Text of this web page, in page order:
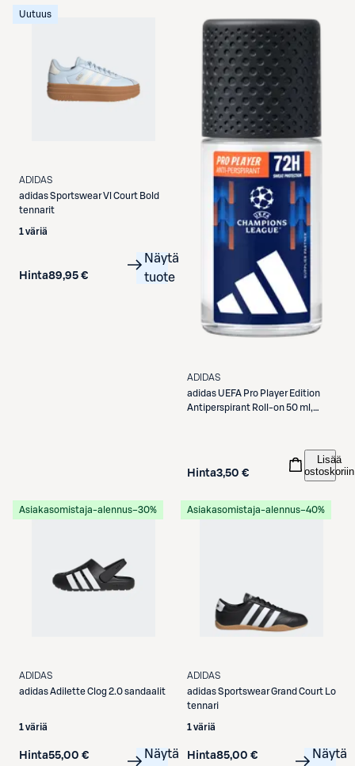
Uutuus
ADIDAS
adidasSportswear Vl Court Bold
tennarit
1 väriä
Hinta89,95 €
Näytä
tuote
ADIDAS
adidasUEFA Pro Player Edition
Antiperspirant Roll-on 50 ml,
Hinta3,50 €
Lisää
ostoskoriin
Asiakasomistaja-alennus−30%
ADIDAS
adidasAdilette Clog 2.0 sandaalit
1 väriä
Hinta55,00 €
Näytä
Asiakasomistaja-alennus−40%
ADIDAS
adidasSportswear Grand Court Lo
tennari
1 väriä
Hinta85,00 €
Näytä